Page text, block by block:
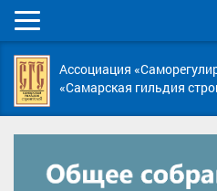
Мобильное
меню
Ассоциация
«Самарская гильдия